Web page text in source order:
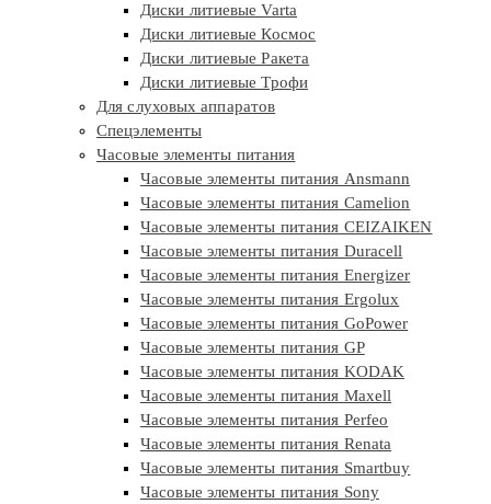
Диски литиевые Varta
Диски литиевые Космос
Диски литиевые Ракета
Диски литиевые Трофи
Для слуховых аппаратов
Спецэлементы
Часовые элементы питания
Часовые элементы питания Ansmann
Часовые элементы питания Camelion
Часовые элементы питания CEIZAIKEN
Часовые элементы питания Duracell
Часовые элементы питания Energizer
Часовые элементы питания Ergolux
Часовые элементы питания GoPower
Часовые элементы питания GP
Часовые элементы питания KODAK
Часовые элементы питания Maxell
Часовые элементы питания Perfeo
Часовые элементы питания Renata
Часовые элементы питания Smartbuy
Часовые элементы питания Sony